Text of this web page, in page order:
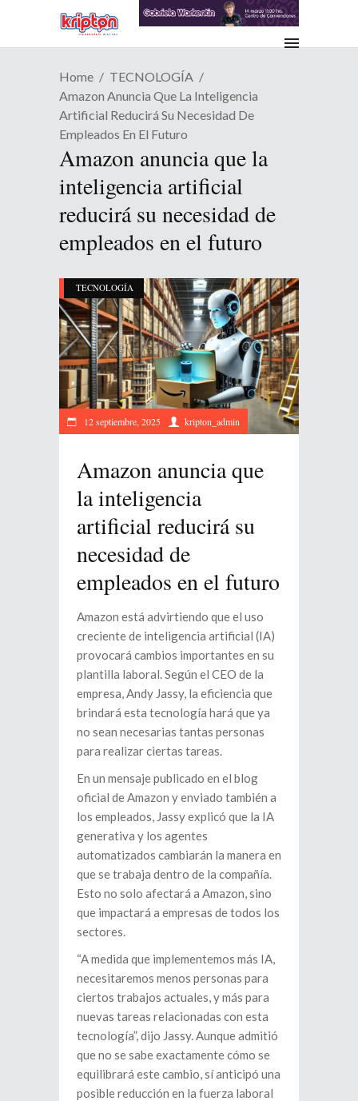
Home
TECNOLOGÍA
Amazon Anuncia Que La Inteligencia
Artificial Reducirá Su Necesidad De
Empleados En El Futuro
Amazon anuncia que la
inteligencia artificial
reducirá su necesidad de
empleados en el futuro
TECNOLOGÍA
12 septiembre, 2025 kripton_admin
Amazon anuncia que
la inteligencia
artificial reducirá su
necesidad de
empleados en el futuro
Amazon está advirtiendo que el uso
creciente de inteligencia artificial (IA)
provocará cambios importantes en su
plantilla laboral. Según el CEO de la
empresa, Andy Jassy, la eficiencia que
brindará esta tecnología hará que ya
no sean necesarias tantas personas
para realizar ciertas tareas.
En un mensaje publicado en el blog
oficial de Amazon y enviado también a
los empleados, Jassy explicó que la IA
generativa y los agentes
automatizados cambiarán la manera en
que se trabaja dentro de la compañía.
Esto no solo afectará a Amazon, sino
que impactará a empresas de todos los
sectores.
“A medida que implementemos más IA,
necesitaremos menos personas para
ciertos trabajos actuales, y más para
nuevas tareas relacionadas con esta
tecnología”, dijo Jassy. Aunque admitió
que no se sabe exactamente cómo se
equilibrará este cambio, sí anticipó una
posible reducción en la fuerza laboral